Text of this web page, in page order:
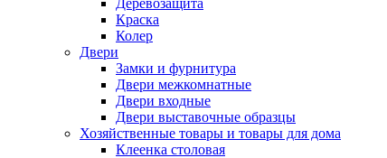
Краска
Колер
Двери
Замки и фурнитура
Двери межкомнатные
Двери входные
Двери выставочные образцы
Хозяйственные товары и товары для дома
Клеенка столовая